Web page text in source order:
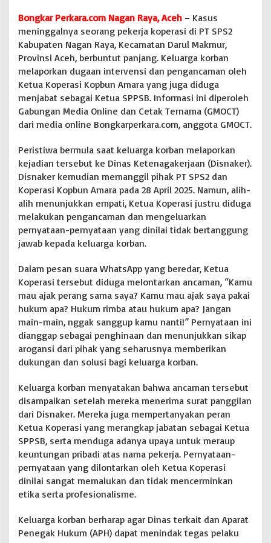
u
a
r
a
B
u
y
n
g
n
i
n
g
g
a
d
i
N
g
a
n
R
y
Bongkar Perkara.com Nagan Raya, Aceh – Kasus
meninggalnya seorang pekerja koperasi di PT SPS2
Kabupaten Nagan Raya, Kecamatan Darul Makmur,
Provinsi Aceh, berbuntut panjang. Keluarga korban
melaporkan dugaan intervensi dan pengancaman oleh
Ketua Koperasi Kopbun Amara yang juga diduga
menjabat sebagai Ketua SPPSB. Informasi ini diperoleh
Gabungan Media Online dan Cetak Ternama (GMOCT)
dari media online Bongkarperkara.com, anggota GMOCT.
Peristiwa bermula saat keluarga korban melaporkan
kejadian tersebut ke Dinas Ketenagakerjaan (Disnaker).
Disnaker kemudian memanggil pihak PT SPS2 dan
Koperasi Kopbun Amara pada 28 April 2025. Namun, alih-
alih menunjukkan empati, Ketua Koperasi justru diduga
melakukan pengancaman dan mengeluarkan
pernyataan-pernyataan yang dinilai tidak bertanggung
jawab kepada keluarga korban.
Dalam pesan suara WhatsApp yang beredar, Ketua
Koperasi tersebut diduga melontarkan ancaman, “Kamu
mau ajak perang sama saya? Kamu mau ajak saya pakai
hukum apa? Hukum rimba atau hukum apa? Jangan
main-main, nggak sanggup kamu nanti!” Pernyataan ini
dianggap sebagai penghinaan dan menunjukkan sikap
arogansi dari pihak yang seharusnya memberikan
dukungan dan solusi bagi keluarga korban.
Keluarga korban menyatakan bahwa ancaman tersebut
disampaikan setelah mereka menerima surat panggilan
dari Disnaker. Mereka juga mempertanyakan peran
Ketua Koperasi yang merangkap jabatan sebagai Ketua
SPPSB, serta menduga adanya upaya untuk meraup
keuntungan pribadi atas nama pekerja. Pernyataan-
pernyataan yang dilontarkan oleh Ketua Koperasi
dinilai sangat memalukan dan tidak mencerminkan
etika serta profesionalisme.
Keluarga korban berharap agar Dinas terkait dan Aparat
Penegak Hukum (APH) dapat menindak tegas pelaku